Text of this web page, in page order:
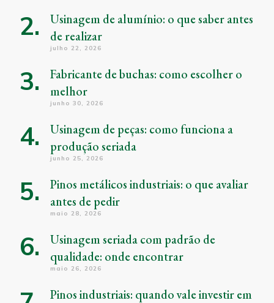
Usinagem de alumínio: o que saber antes
de realizar
julho 22, 2026
Fabricante de buchas: como escolher o
melhor
junho 30, 2026
Usinagem de peças: como funciona a
produção seriada
junho 25, 2026
Pinos metálicos industriais: o que avaliar
antes de pedir
maio 28, 2026
Usinagem seriada com padrão de
qualidade: onde encontrar
maio 26, 2026
Pinos industriais: quando vale investir em